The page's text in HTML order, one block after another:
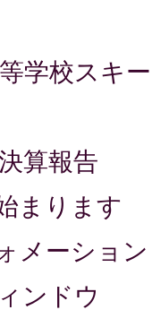
学校スキ
算報告
まります
メーション
ンドウ